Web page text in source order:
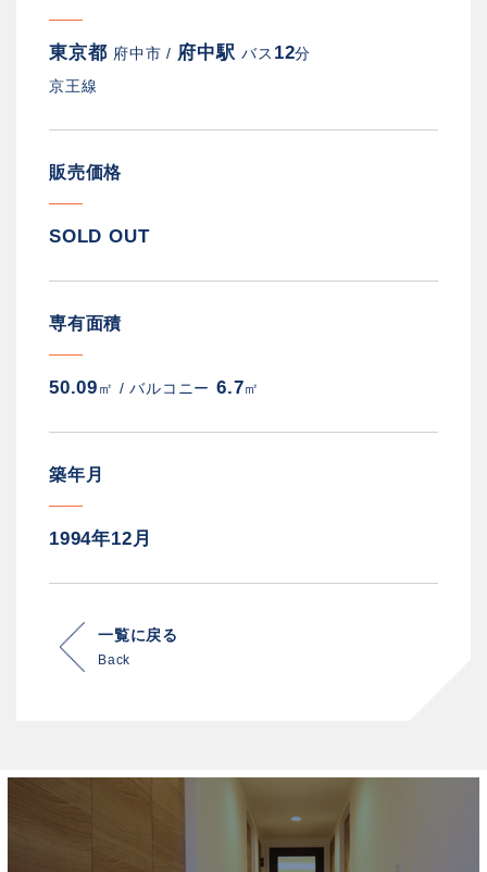
東京都 府中市 / 府中駅バス 12分
京王線
販売価格
SOLD OUT
専有面積
50.09㎡ /バルコニー 6.7㎡
築年月
1994年12月
一覧に戻る
Back